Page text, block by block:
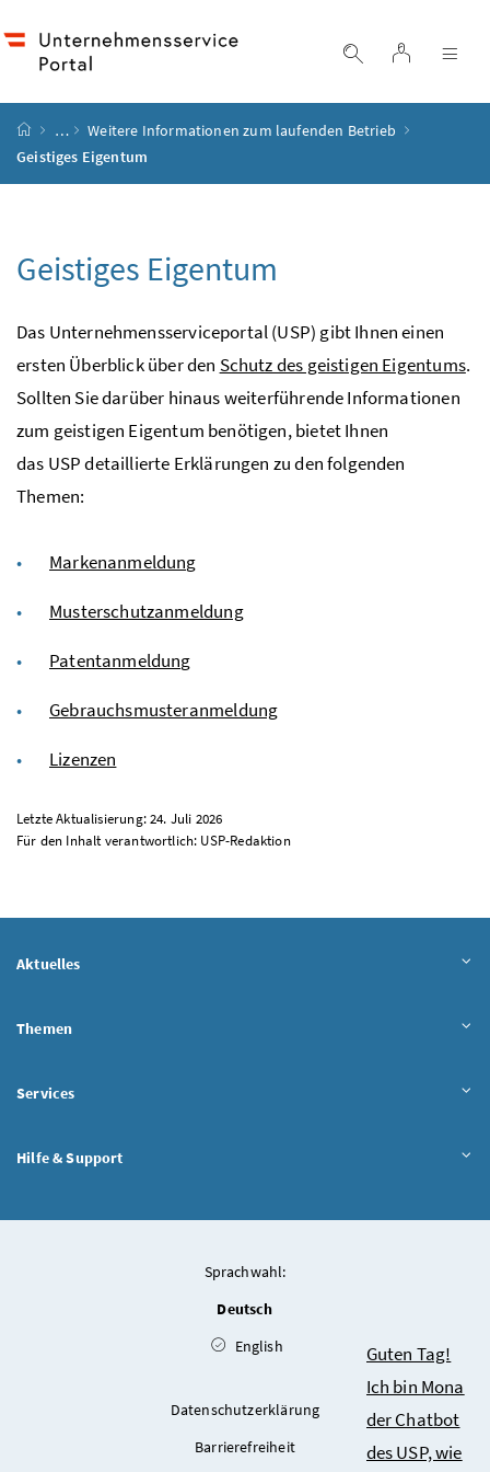
SucheLogin
Startseite
…
Weitere Informationen zum laufenden Betrieb
Geistiges Eigentum
Geistiges Eigentum
Das Unternehmensserviceportal (USP) gibt Ihnen einen
ersten Überblick über den Schutz des geistigen Eigentums.
Sollten Sie darüber hinaus weiterführende Informationen
zum geistigen Eigentum benötigen, bietet Ihnen
das USPdetaillierte Erklärungen zu den folgenden
Themen:
Markenanmeldung
Musterschutzanmeldung
Patentanmeldung
Gebrauchsmusteranmeldung
Lizenzen
Letzte Aktualisierung: 24. Juli 2026
Für den Inhalt verantwortlich: USP-Redaktion
Aktuelles
Themen
Services
Hilfe & Support
Sprachwahl:
Deutsch
English
Datenschutzerklärung
Barrierefreiheit
Chatbot
Guten Tag!
Ich bin Mona
der Chatbot
des USP, wie